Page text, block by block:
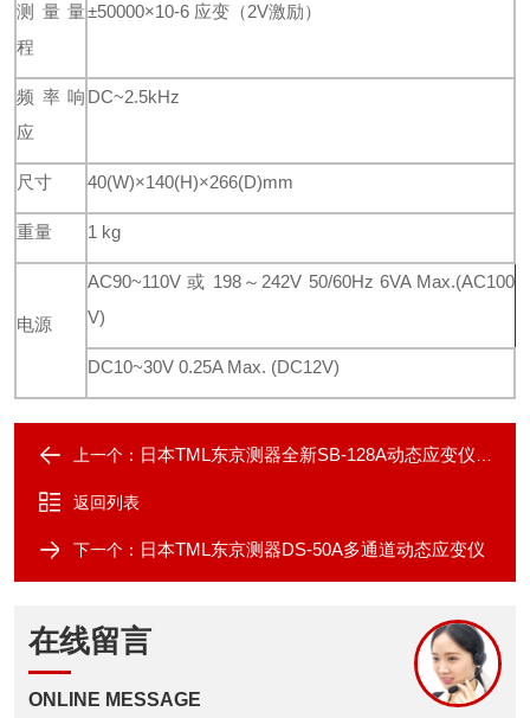
测量量
程
±50000×10-6 应变（2V激励）
频率响
应
DC~2.5kHz
尺寸 40(W)×140(H)×266(D)mm
重量 1 kg
电源
AC90~110V 或 198～242V 50/60Hz 6VA Max.(AC100
V)
DC10~30V 0.25A Max. (DC12V)
上一个： 日本TML东京测器全新SB-128A动态应变仪桥盒
返回列表
下一个： 日本TML东京测器DS-50A多通道动态应变仪
在线留言
ONLINE MESSAGE